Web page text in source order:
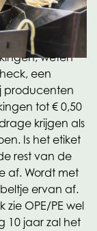
Verpakkingen,
de voor
weten
een
producenten
tot € 0,50
krijgen als
Is het etiket
rest van de
af. Wordt met
ervan af.
zie OPE/PE wel
10 jaar zal het